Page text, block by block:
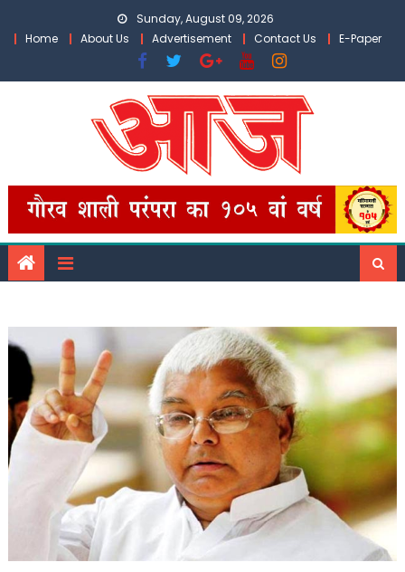
Sunday, August 09, 2026
Home
About Us Advertisement Contact Us E-Paper